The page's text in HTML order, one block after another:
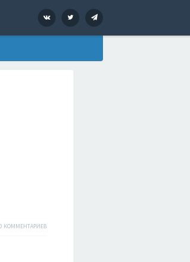
VK Twitter
0 КОММЕНТАРИЕВ